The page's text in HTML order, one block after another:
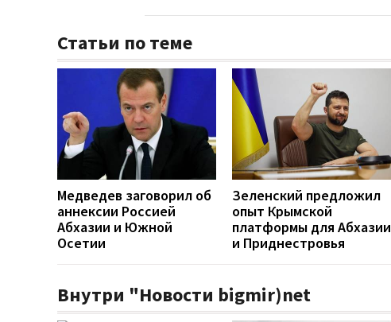
Статьи по теме
Медведев заговорил об
аннексии Россией
Абхазии и Южной
Осетии
Зеленский предложил
опыт Крымской
платформы для Абхазии
и Приднестровья
Внутри "Новости bigmir)net